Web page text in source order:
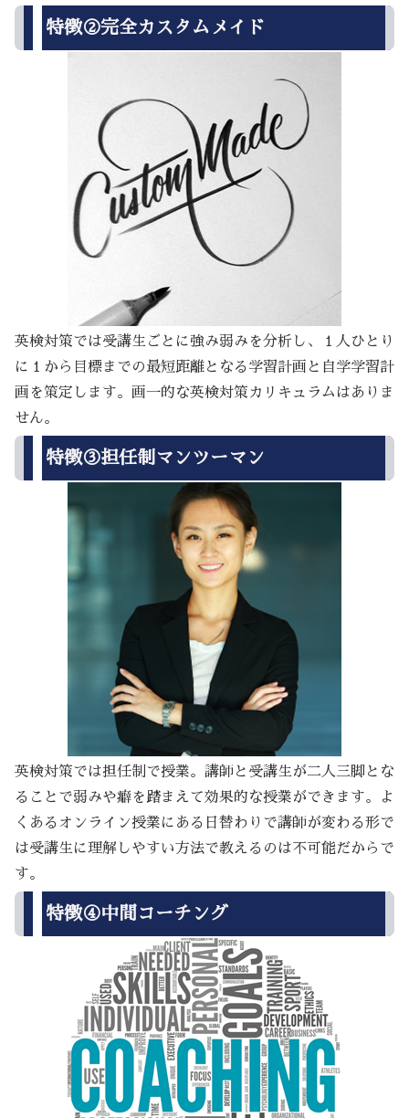
特徴②完全カスタムメイド
英検対策では受講生ごとに強み弱みを分析し、１人ひとり
に１から目標までの最短距離となる学習計画と自学学習計
画を策定します。画一的な英検対策カリキュラムはありま
せん。
特徴③担任制マンツーマン
英検対策では担任制で授業。講師と受講生が二人三脚とな
ることで弱みや癖を踏まえて効果的な授業ができます。よ
くあるオンライン授業にある日替わりで講師が変わる形で
は受講生に理解しやすい方法で教えるのは不可能だからで
す。
特徴④中間コーチング